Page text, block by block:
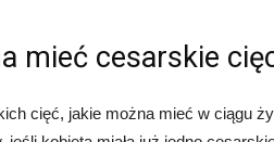
mieć cesarskie
cięć, jakie można mieć w ciągu